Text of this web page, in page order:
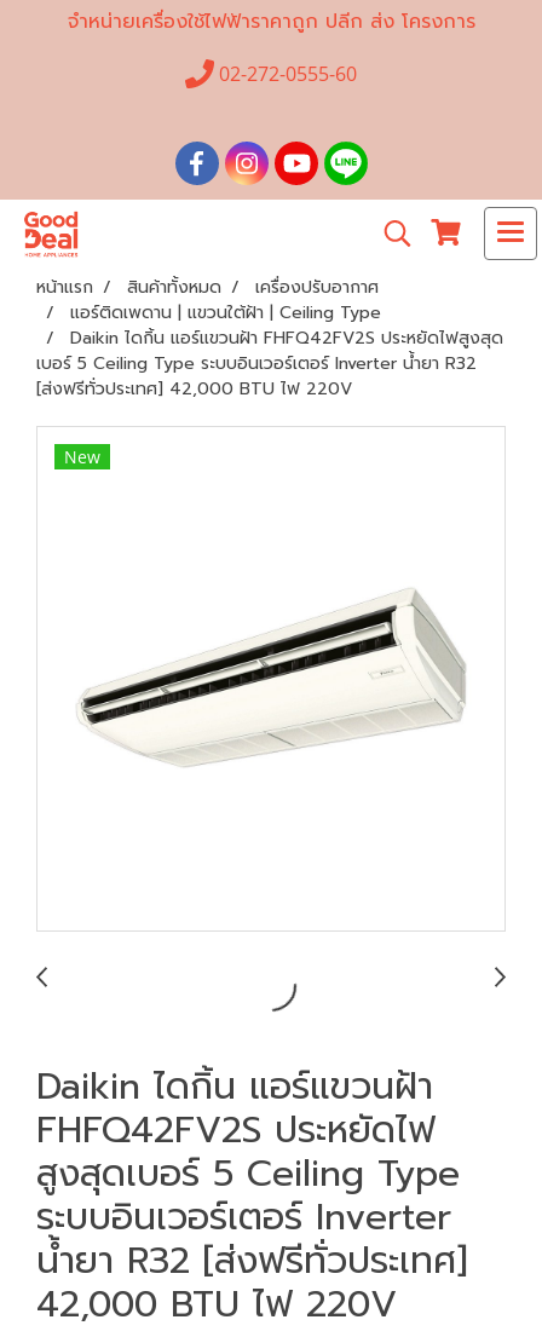
จำหน่ายเครื่องใช้ไฟฟ้าราคาถูก ปลีก ส่ง โครงการ
02-272-0555-60
หน้าแรก สินค้าทั้งหมด
เครื่องปรับอากาศ
แอร์ติดเพดาน | แขวนใต้ฝ้า | Ceiling Type
Daikin ไดกิ้น แอร์แขวนฝ้า FHFQ42FV2S ประหยัดไฟสูงสุด
เบอร์ 5 Ceiling Type ระบบอินเวอร์เตอร์ Inverter น้ำยา R32
[ส่งฟรีทั่วประเทศ] 42,000 BTU ไฟ 220V
New
Daikin ไดกิ้น แอร์แขวนฝ้า
FHFQ42FV2S ประหยัดไฟ
สูงสุดเบอร์ 5 Ceiling Type
ระบบอินเวอร์เตอร์ Inverter
น้ำยา R32 [ส่งฟรีทั่วประเทศ]
42,000 BTU ไฟ 220V